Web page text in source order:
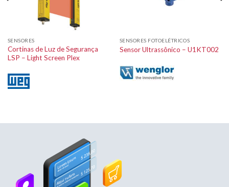
SENSORES
Cortinas de Luz de Segurança
LSP – Light Screen Plex
SENSORES FOTOELÉTRICOS
Sensor Ultrassônico – U1KT002